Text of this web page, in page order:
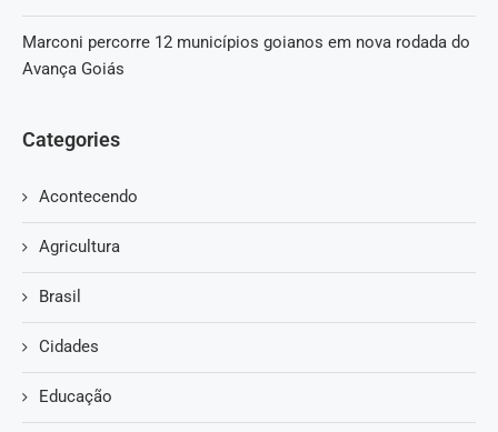
Marconi percorre 12 municípios goianos em nova rodada do
Avança Goiás
Categories
Acontecendo
Agricultura
Brasil
Cidades
Educação